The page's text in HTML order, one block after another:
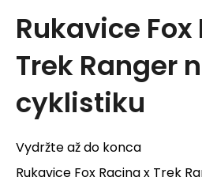
Rukavice
Trek Ranger
cyklistiku
Vydržte až do konca
Rukavice Fox Racing x Trek
j
s
ť
?